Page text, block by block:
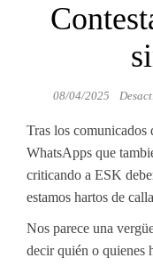
08/04/2025
Tras los comunicados
WhatsApps que
criticando a ESK
estamos hartos de
Nos parece una
decir quién o quienes